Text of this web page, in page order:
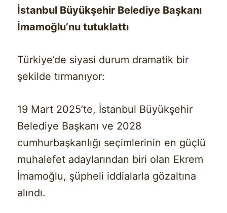
İstanbul Büyükşehir Belediye Başkanı
İmamoğlu’nu tutuklattı
Türkiye’de siyasi durum dramatik bir
şekilde tırmanıyor:
19 Mart 2025’te, İstanbul Büyükşehir
Belediye Başkanı ve 2028
cumhurbaşkanlığı seçimlerinin en güçlü
muhalefet adaylarından biri olan Ekrem
İmamoğlu, şüpheli iddialarla gözaltına
alındı.